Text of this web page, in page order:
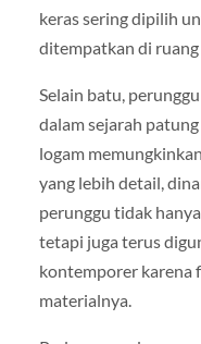
keras sering dipilih
ditempatkan di
Selain batu,
dalam sejarah
logam
yang lebih detail,
perunggu tidak
tetapi juga terus
kontemporer karena
materialnya.